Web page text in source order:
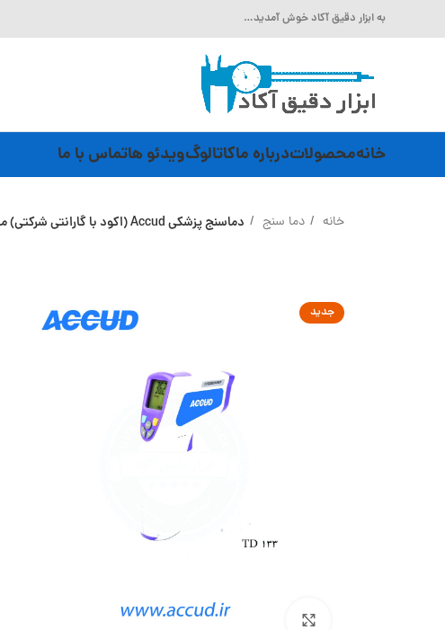
به ابزار دقیق آکاد خوش آمدید…
خانهمحصولاتدرباره ماکاتالوگویدئو هاتماس با ما
خانه دما سنج دماسنج پزشکی Accud (اکود با گارانتی شرکتی) مدل TD133
جدید
بزرگنمایی تصویر